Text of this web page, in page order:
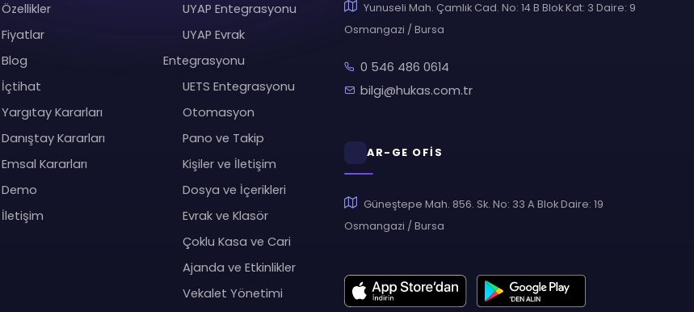
Özellikler
Fiyatlar
Blog
İçtihat
Yargıtay Kararları
Danıştay Kararları
Emsal Kararları
Demo
İletişim
UYAP Entegrasyonu
UYAP Evrak
Entegrasyonu
UETS Entegrasyonu
Otomasyon
Pano ve Takip
Kişiler ve İletişim
Dosya ve İçerikleri
Evrak ve Klasör
Çoklu Kasa ve Cari
Ajanda ve Etkinlikler
Vekalet Yönetimi
Yunuseli Mah. Çamlık Cad. No: 14 B Blok Kat: 3 Daire: 9
Osmangazi / Bursa
0 546 486 0614
bilgi@hukas.com.tr
AR-GE OFİS
Güneştepe Mah. 856. Sk. No: 33 A Blok Daire: 19
Osmangazi / Bursa